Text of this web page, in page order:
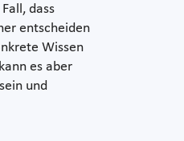
dass
entscheiden
Wissen
es aber
und